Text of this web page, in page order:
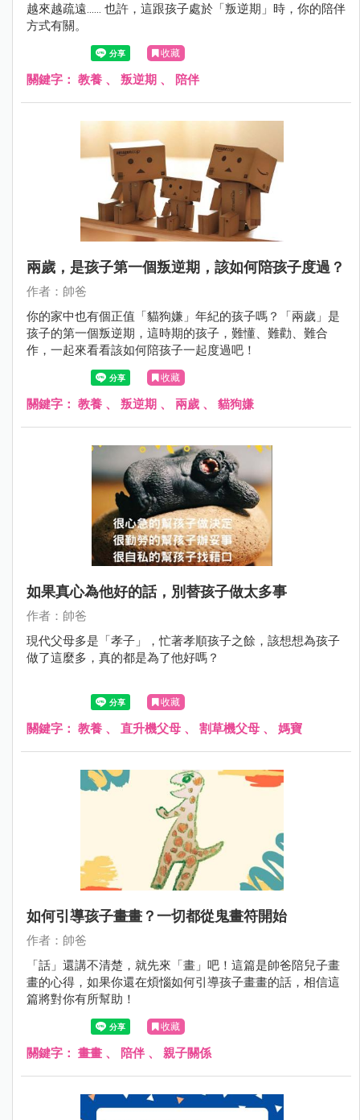
越來越疏遠...... 也許，這跟孩子處於「叛逆期」時，你的陪伴
方式有關。
收藏
關鍵字： 教養 、 叛逆期 、 陪伴
兩歲，是孩子第一個叛逆期，該如何陪孩子度過？
作者：帥爸
你的家中也有個正值「貓狗嫌」年紀的孩子嗎？「兩歲」是
孩子的第一個叛逆期，這時期的孩子，難懂、難勸、難合
作，一起來看看該如何陪孩子一起度過吧！
收藏
關鍵字： 教養 、 叛逆期 、 兩歲 、 貓狗嫌
如果真心為他好的話，別替孩子做太多事
作者：帥爸
現代父母多是「孝子」，忙著孝順孩子之餘，該想想為孩子
做了這麼多，真的都是為了他好嗎？
收藏
關鍵字： 教養 、 直升機父母 、 割草機父母 、 媽寶
如何引導孩子畫畫？一切都從鬼畫符開始
作者：帥爸
「話」還講不清楚，就先來「畫」吧！這篇是帥爸陪兒子畫
畫的心得，如果你還在煩惱如何引導孩子畫畫的話，相信這
篇將對你有所幫助！
收藏
關鍵字： 畫畫 、 陪伴 、 親子關係